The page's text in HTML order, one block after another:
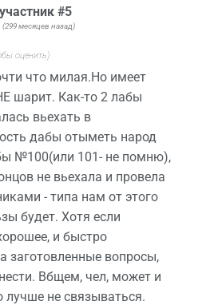
#5
(299 месяцев назад)
оценить)
что милая.Но имеет
шарит. Как-то 2 лабы
вьехать в
дабы отыметь народ
№100(или 101- не помню),
не вьехала и провела
- типа нам от этого
будет. Хотя если
и быстро
заготовленные вопросы,
Вбщем, чел, может и
лучше не связываться.